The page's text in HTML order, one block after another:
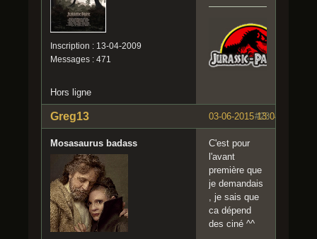
Inscription : 13-04-2009
Messages : 471
Hors ligne
#23
03-06-2015 13:04:55
Greg13
Mosasaurus badass
C'est pour
l'avant
première que
je demandais
, je sais que
ca dépend
des ciné ^^